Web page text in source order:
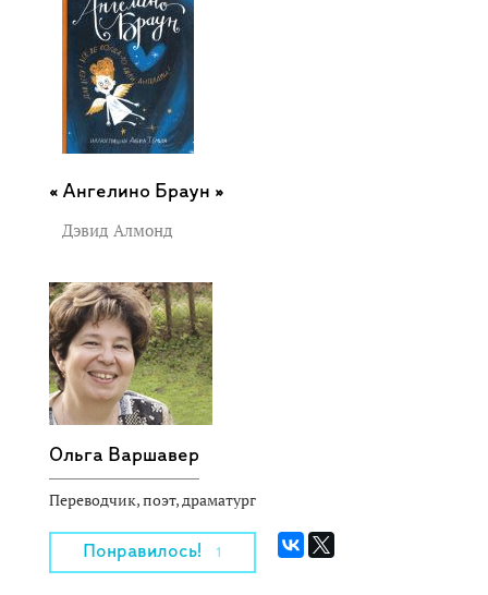
Ангелино Браун »
Дэвид Алмонд
Ольга Варшавер
Переводчик, поэт, драматург
Понравилось! 1